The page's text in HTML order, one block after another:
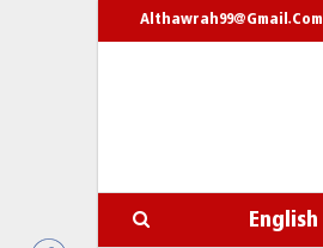
Althawrah99@gmail.com
English